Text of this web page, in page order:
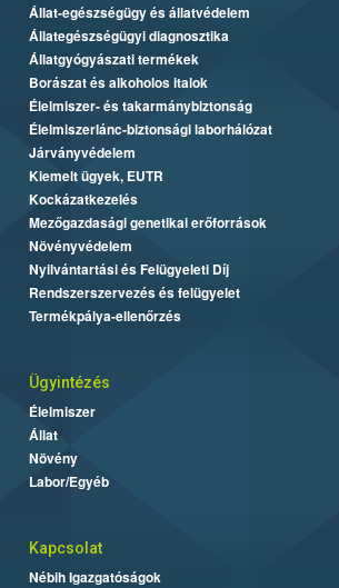
Állat-egészségügy és állatvédelem
Állategészségügyi diagnosztika
Állatgyógyászati termékek
Borászat és alkoholos italok
Élelmiszer- és takarmánybiztonság
Élelmiszerlánc-biztonsági laborhálózat
Járványvédelem
Kiemelt ügyek, EUTR
Kockázatkezelés
Mezőgazdasági genetikai erőforrások
Növényvédelem
Nyilvántartási és Felügyeleti Díj
Rendszerszervezés és felügyelet
Termékpálya-ellenőrzés
Ügyintézés
Élelmiszer
Állat
Növény
Labor/Egyéb
Kapcsolat
Nébih Igazgatóságok